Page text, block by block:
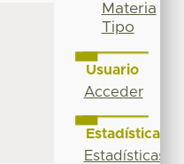
Materia
Tipo
Usuario
Acceder
Estadísticas
Estadísticas